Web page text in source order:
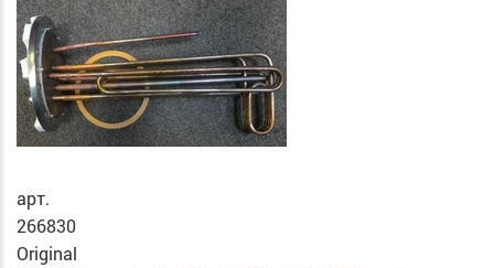
арт.
266830
Original